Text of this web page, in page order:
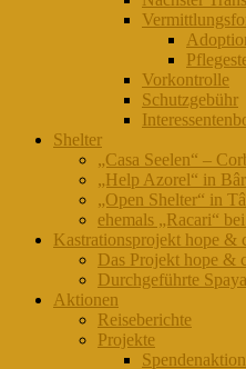
Vorkontrolle
Schutzgebühr
Shelter
„Casa Seelen“ –
„Help Azorel“ in
„Open Shelter“ in
ehemals „Racari“
Kastrationsprojekt hope &
Das Projekt hope &
Durchgeführte
Aktionen
Reiseberichte
Projekte